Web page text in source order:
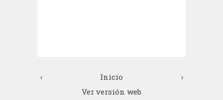
‹ ›
Inicio
Ver versión web